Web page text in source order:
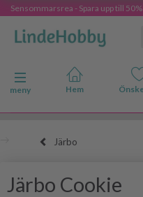
Sensommarsrea - Spara upp till
Ändra navigering
meny
Järbo
Järbo Cookie